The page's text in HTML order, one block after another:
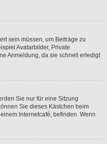
sein müssen, um Beiträge zu
Avatarbilder, Private
Anmeldung, da sie schnell erledigt
Sie nur für eine Sitzung
Sie dieses Kästchen beim
Internetcafé, befinden. Wenn